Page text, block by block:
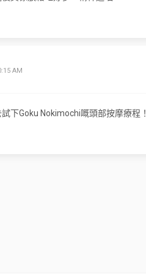
AM
下Goku Nokimochi嘅頭部按摩療程！